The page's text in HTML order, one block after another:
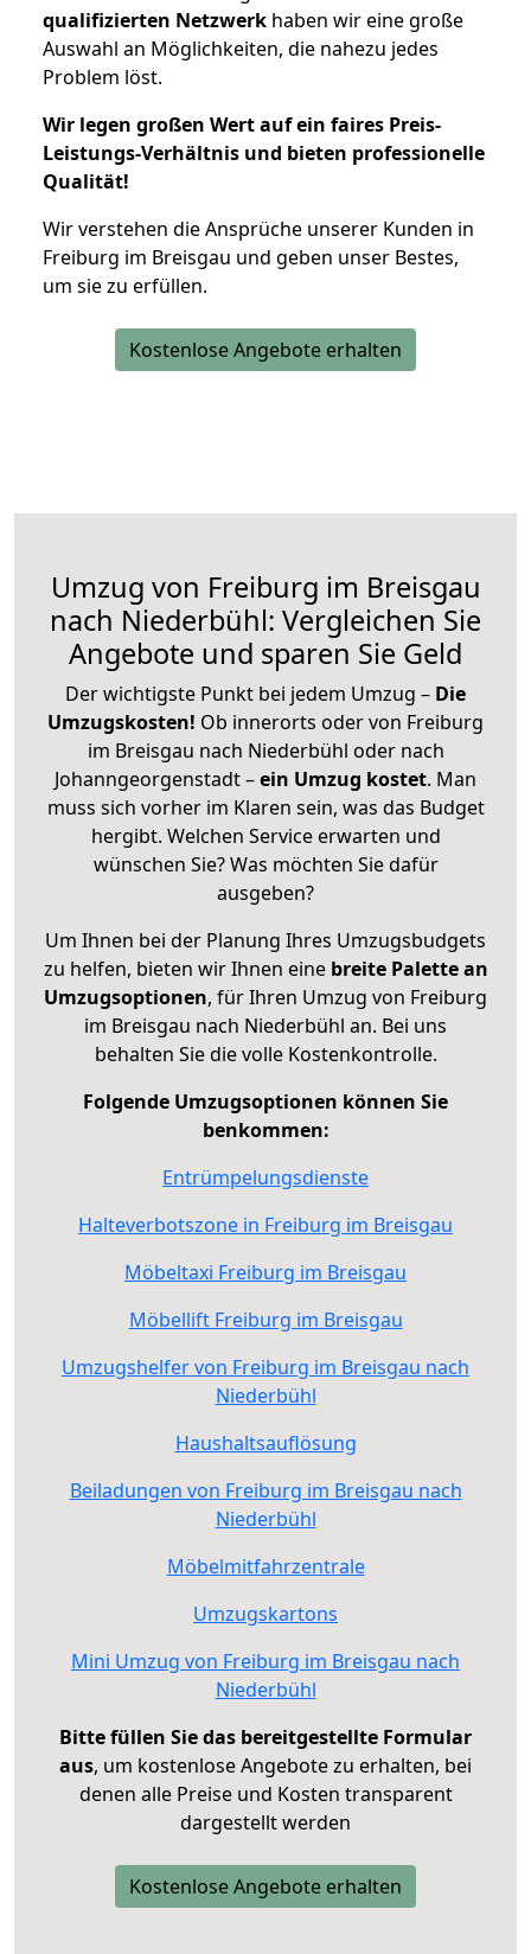
qualifizierten Netzwerk haben wir eine große
Auswahl an Möglichkeiten, die nahezu jedes
Problem löst.
Wir legen großen Wert auf ein faires Preis-
Leistungs-Verhältnis und bieten professionelle
Qualität!
Wir verstehen die Ansprüche unserer Kunden in
Freiburg im Breisgau und geben unser Bestes,
um sie zu erfüllen.
Kostenlose Angebote erhalten
Umzug von Freiburg im Breisgau
nach Niederbühl: Vergleichen Sie
Angebote und sparen Sie Geld
Der wichtigste Punkt bei jedem Umzug – Die
Umzugskosten! Ob innerorts oder von Freiburg
im Breisgau nach Niederbühl oder nach
Johanngeorgenstadt –ein Umzug kostet. Man
muss sich vorher im Klaren sein, was das Budget
hergibt. Welchen Service erwarten und
wünschen Sie? Was möchten Sie dafür
ausgeben?
Um Ihnen bei der Planung Ihres Umzugsbudgets
zu helfen, bieten wir Ihnen eine breite Palette an
Umzugsoptionen, für Ihren Umzug von Freiburg
im Breisgau nach Niederbühl an. Bei uns
behalten Sie die volle Kostenkontrolle.
Folgende Umzugsoptionen können Sie
benkommen:
Entrümpelungsdienste
Halteverbotszone in Freiburg im Breisgau
Möbeltaxi Freiburg im Breisgau
Möbellift Freiburg im Breisgau
Umzugshelfer von Freiburg im Breisgau nach
Niederbühl
Haushaltsauflösung
Beiladungen von Freiburg im Breisgau nach
Niederbühl
Möbelmitfahrzentrale
Umzugskartons
Mini Umzug von Freiburg im Breisgau nach
Niederbühl
Bitte füllen Sie das bereitgestellte Formular
aus, um kostenlose Angebote zu erhalten, bei
denen alle Preise und Kosten transparent
dargestellt werden
Kostenlose Angebote erhalten